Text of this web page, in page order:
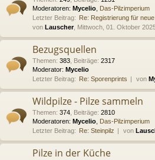
Moderatoren: Mycelio Das-Pilzimperium
Letzter Beitrag: Re: Registrierung für neue
von Lauscher, Mittwoch, 01. Oktober
Bezugsquellen
Themen: 383 Beiträge: 2317
Moderator: Mycelio
Letzter Beitrag: Re: Sporenprints von
Wildpilze - Pilze sammeln
Themen: 374 Beiträge: 2810
Moderatoren: Mycelio Das-Pilzimperium
Letzter Beitrag: Re: Steinpilz von
Pilze in der Küche